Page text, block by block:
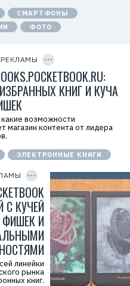
РЕКЛАМЫ
Р
е
л
а
E
r
i
Y
I
D
КНИГ И КУЧА
возможности
магазин контента от лидера
ЭЛЕКТРОННЫЕ КНИГИ
Р
л
а
а
E
r
i
d
=
C
Y
I
D
КУЧЕЙ
И
линейки
рынка
книг.
м
п
а
н
а
в
э
й
Н
Н
7
7
4
1
8
6
8
0
4
СМАРТФОНЫ
ФОТО